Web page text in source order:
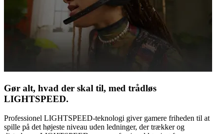
Gør alt, hvad der skal til, med trådløs
LIGHTSPEED.
Professionel LIGHTSPEED-teknologi giver gamere friheden til at
spille på det højeste niveau uden ledninger, der trækker og